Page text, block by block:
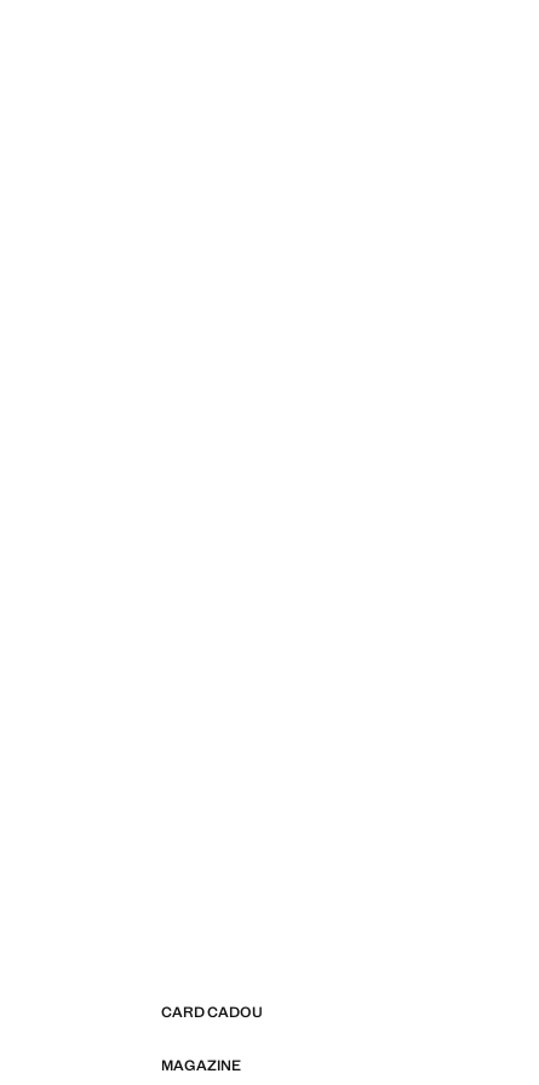
CARD CADOU
MAGAZINE